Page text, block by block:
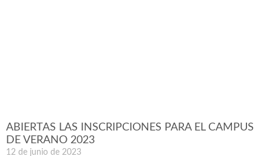
ABIERTAS LAS INSCRIPCIONES PARA EL CAMPUS
DE VERANO 2023
12 de junio de 2023